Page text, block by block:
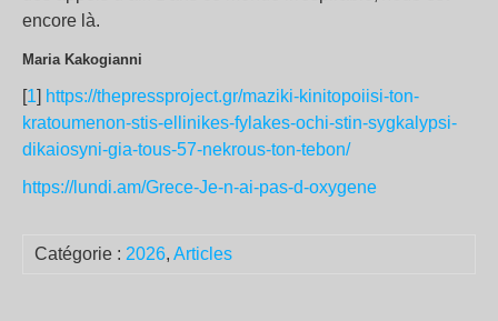
encore là.
Maria Kakogianni
[1] https://thepressproject.gr/maziki-kinitopoiisi-ton-
kratoumenon-stis-ellinikes-fylakes-ochi-stin-sygkalypsi-
dikaiosyni-gia-tous-57-nekrous-ton-tebon/
https://lundi.am/Grece-Je-n-ai-pas-d-oxygene
Catégorie : 2026, Articles